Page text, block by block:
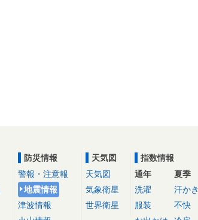
防災情報
警報・注意報
地震情報
津波情報
天気図
天気図
気象衛星
世界衛星
指数情報
通年
洗濯
服装
夏季
汗かき
不快